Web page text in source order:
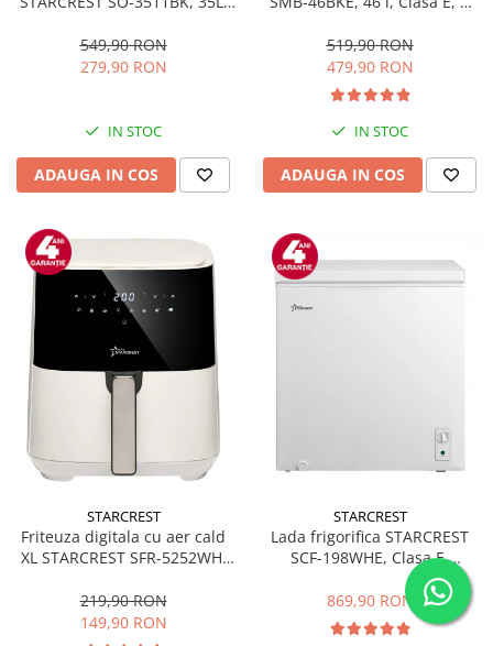
Programe predefinite,
Interfata digitala, Negru
549,90 RON
279,90 RON
IN STOC
ADAUGA IN COS
519,90 RON
479,90 RON
IN STOC
ADAUGA IN COS
STARCREST
Friteuza digitala cu aer cald
XL STARCREST SFR-5252WH,
200 °C, 8 programe
predefinite, Alb
219,90 RON
149,90 RON
STARCREST
Lada frigorifica STARCREST
SCF-198WHE, Clasa E,
Capacitate 198L, Sistem
convertibil - functie frigider,
Termostat reglabil, Alb
869,90 RON